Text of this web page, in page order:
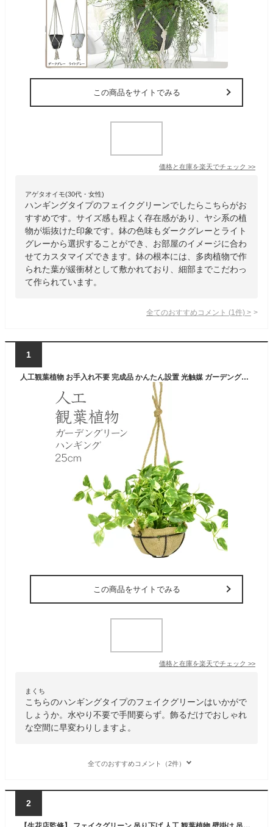
この商品をサイトでみる
価格と在庫を楽天でチェック >>
アゲタオイモ(30代・女性)
ハンギングタイプのフェイクグリーンでしたらこちらがお
すすめです。サイズ感も程よく存在感があり、ヤシ系の植
物が垢抜けた印象です。鉢の色味もダークグレーとライト
グレーから選択することができ、お部屋のイメージに合わ
せてカスタマイズできます。鉢の根本には、多肉植物で作
られた葉が緩衝材として敷かれており、細部までこだわっ
て作られています。
全てのおすすめコメント (1 件) >
1
人工観葉植物 お手入れ不要 完成品 かんたん設置 光触媒 ガーデングリーン・ハンギング25cm 水やり不要 高さ25 インテリアグリーン 観葉植物 お手入れ不要 完成品 かんたん設置 造花 北欧 モダン おしゃれ コンパクト スリム 収納 ガーデングリーン・ハンギング25cm ドリス
この商品をサイトでみる
価格と在庫を楽天でチェック >>
まくち
こちらのハンギングタイプのフェイクグリーンはいかがで
しょうか。水やり不要で手間要らず。飾るだけでおしゃれ
な空間に早変わりしますよ。
全てのおすすめコメント（2件）
2
【生花店監修】 フェイクグリーン 吊り下げ 人工 観葉植物 壁掛け 吊るし ハンギング 造花 おしゃれ 軽い インテリアグリーン アイビー 垂れ下がる リアル ディスプレイ カフェ リビング 店舗 装飾 鉢 ギフト Kugusa ＼レビュー特典あり／